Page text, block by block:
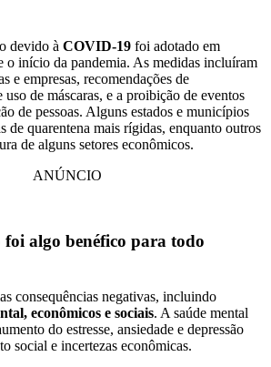
devido à COVID-19 foi adotado em
o início da pandemia. As medidas incluíram
e empresas, recomendações de
de máscaras, e a proibição de eventos
de pessoas. Alguns estados e municípios
de quarentena mais rígidas, enquanto outros
de alguns setores econômicos.
ANÚNCIO
foi algo benéfico para todo
consequências negativas, incluindo
econômicos e sociais. A saúde mental
do estresse, ansiedade e depressão
social e incertezas econômicas.